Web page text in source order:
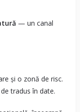
— un canal
și o zonă de risc.
tradus în date.